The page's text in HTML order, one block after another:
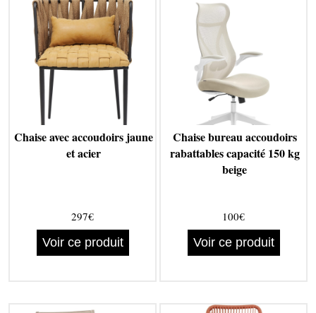
Chaise avec accoudoirs jaune
et acier
297€
Voir ce produit
Chaise bureau accoudoirs
rabattables capacité 150 kg
beige
100€
Voir ce produit